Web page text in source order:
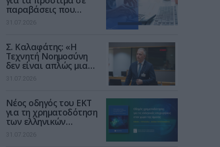
παραβάσεις που
αφορούν τους ΦΗΜ
31.07.2026
Σ. Καλαφάτης: «Η
Τεχνητή Νοημοσύνη
δεν είναι απλώς μια
νέα τεχνολογία, είναι
μια νέα βιομηχανική
31.07.2026
Νέος οδηγός του ΕΚΤ
για τη χρηματοδότηση
των ελληνικών
επιχειρήσεων στον
χώρο της άμυνας
31.07.2026